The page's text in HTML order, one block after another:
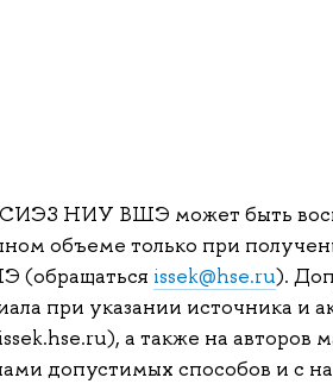
НИУ ВШЭ может быть
объеме только при
(обращаться issek@hse.ru).
при указании источника и
а также на авторов
допустимых способов и с